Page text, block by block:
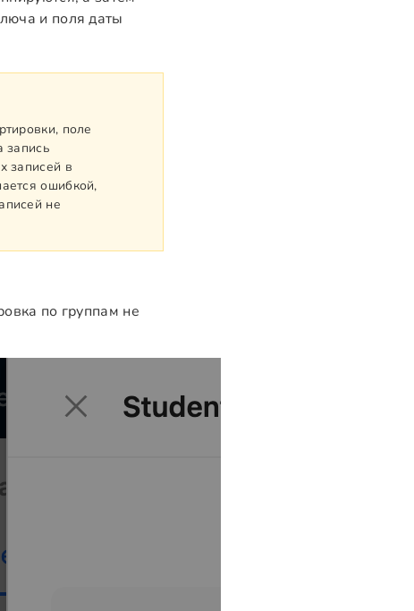
и поля даты
поле
запись
записей в
ошибкой,
не
по группам не